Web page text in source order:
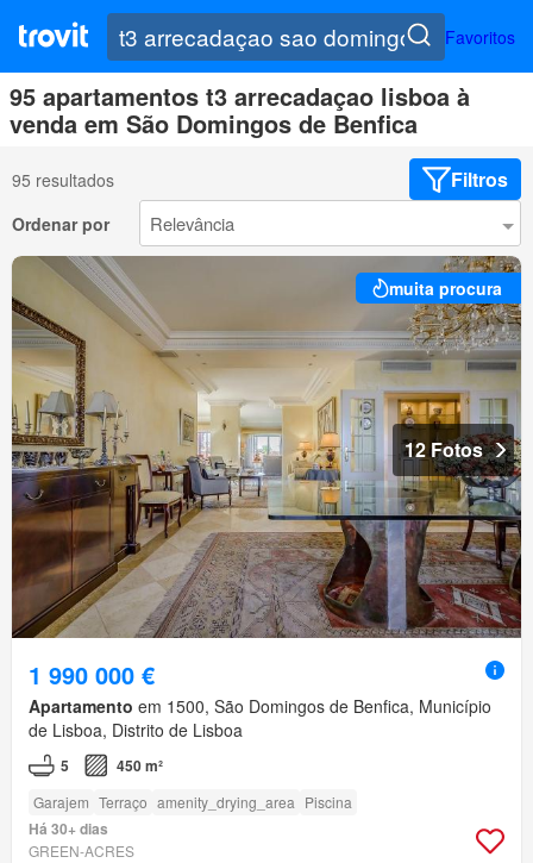
Favoritos
95 apartamentos t3 arrecadaçao lisboa à
venda em São Domingos de Benfica
95 resultados Filtros
Ordenar por
muita procura
12 Fotos
1 990 000 €
Apartamento em 1500, São Domingos de Benfica, Município
de Lisboa, Distrito de Lisboa
5 450 m²
Garajem Terraço amenity_drying_area Piscina
Há 30+ dias
GREEN-ACRES